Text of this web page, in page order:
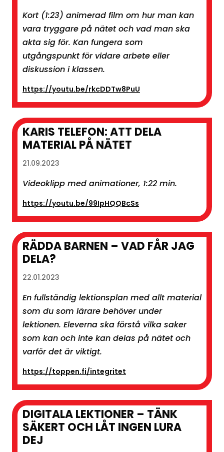
Kort (1:23) animerad film om hur man kan
vara tryggare på nätet och vad man ska
akta sig för. Kan fungera som
utgångspunkt för vidare arbete eller
diskussion i klassen.
https://youtu.be/rkcDDTw8PuU
KARIS TELEFON: ATT DELA
MATERIAL PÅ NÄTET
21.09.2023
Videoklipp med animationer, 1:22 min.
https://youtu.be/99IpHQQBcSs
RÄDDA BARNEN – VAD FÅR JAG
DELA?
22.01.2023
En fullständig lektionsplan med allt material
som du som lärare behöver under
lektionen. Eleverna ska förstå vilka saker
som kan och inte kan delas på nätet och
varför det är viktigt.
https://toppen.fi/integritet
DIGITALA LEKTIONER – TÄNK
SÄKERT OCH LÅT INGEN LURA
DEJ